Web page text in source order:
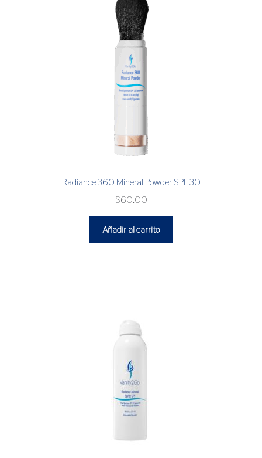
Radiance 360 Mineral Powder SPF 30
$60.00
Añadir al carrito